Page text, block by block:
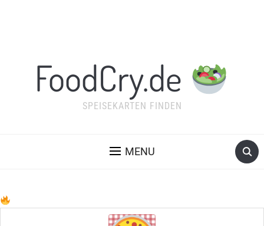
FoodCry.de
SPEISEKARTEN FINDEN
MENU